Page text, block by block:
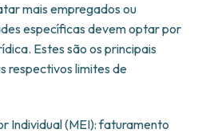
mais empregados ou
específicas devem optar por
Estes são os principais
respectivos limites de
Individual (MEI): faturamento